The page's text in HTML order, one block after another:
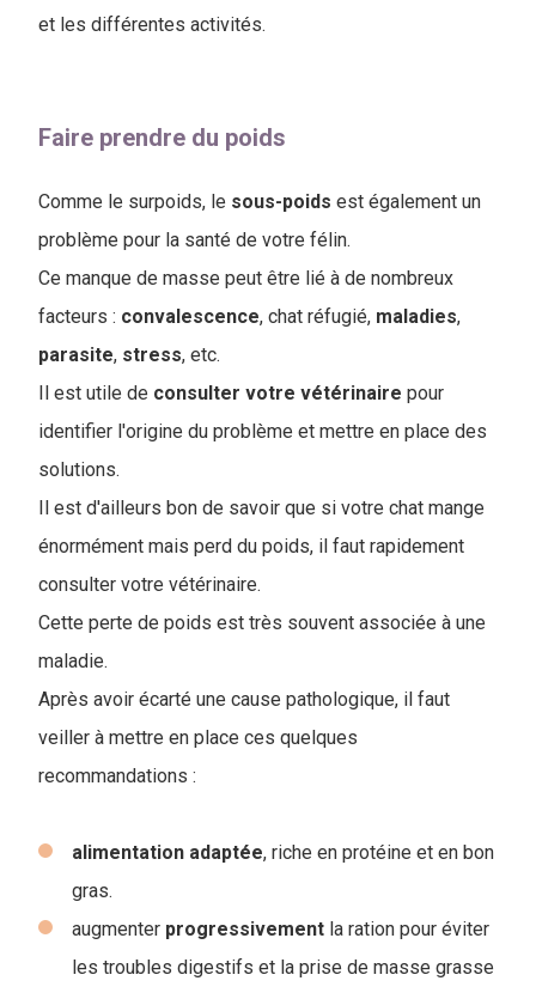
et les différentes activités.
Faire prendre du poids
Comme le surpoids, le sous-poids est également un
problème pour la santé de votre félin.
Ce manque de masse peut être lié à de nombreux
facteurs : convalescence, chat réfugié, maladies,
parasite, stress, etc.
Il est utile de consulter votre vétérinaire pour
identifier l'origine du problème et mettre en place des
solutions.
Il est d'ailleurs bon de savoir que si votre chat mange
énormément mais perd du poids, il faut rapidement
consulter votre vétérinaire.
Cette perte de poids est très souvent associée à une
maladie.
Après avoir écarté une cause pathologique, il faut
veiller à mettre en place ces quelques
recommandations :
alimentation adaptée, riche en protéine et en bon
gras.
augmenter progressivement la ration pour éviter
les troubles digestifs et la prise de masse grasse